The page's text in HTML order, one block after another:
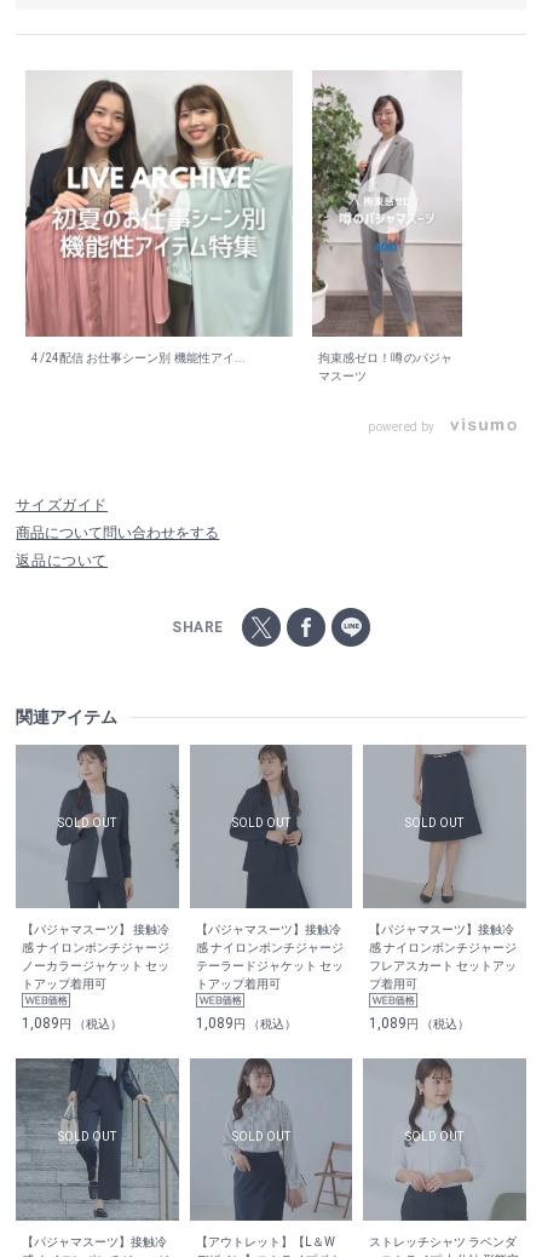
4/24配信 お仕事シーン別 機能性アイ...
拘束感ゼロ！噂のパジャ
マスーツ
powered by
サイズガイド
商品について問い合わせをする
返品について
SHARE
関連アイテム
【パジャマスーツ】 接触冷
感 ナイロンポンチジャージ
ノーカラージャケット セッ
トアップ着用可
1,089円 （税込）
【パジャマスーツ】接触冷
感 ナイロンポンチジャージ
テーラードジャケット セッ
トアップ着用可
1,089円 （税込）
【パジャマスーツ】接触冷
感 ナイロンポンチジャージ
フレアスカート セットアッ
プ着用可
1,089円 （税込）
【パジャマスーツ】接触冷
【アウトレット】【L＆W
ストレッチシャツ ラベンダ